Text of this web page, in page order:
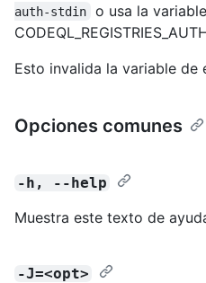
auth-stdin
o usa la
Esto invalida la variable de
Opciones comunes
-h, --help
Muestra este texto de
-J=<opt>